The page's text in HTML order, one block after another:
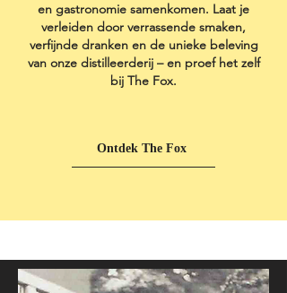
en gastronomie samenkomen. Laat je
verleiden door verrassende smaken,
verfijnde dranken en de unieke beleving
van onze distilleerderij – en proef het zelf
bij The Fox.
Ontdek The Fox